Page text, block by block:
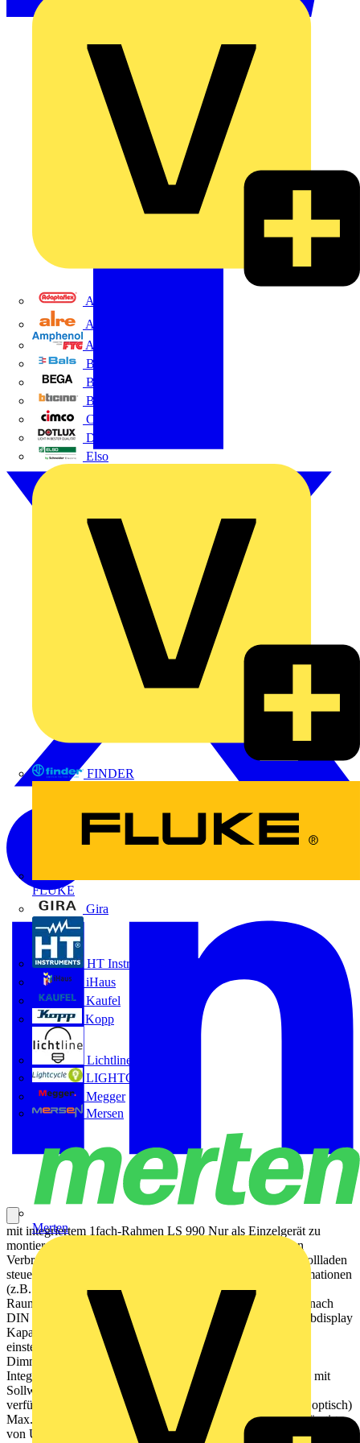
Adaptaflex
Alre
Amphenol FTG
BALS
Bega
Bticino
Cimco
DOTLUX GmbH
Elso
FINDER
FLUKE
Gira
HT Instruments GmbH
iHaus
Kaufel
Kopp
Lichtline
LIGHTCYCLE
Megger
Mersen
Merten
mit integriertem 1fach-Rahmen LS 990 Nur als Einzelgerät zu
montieren! Bestimmungsgemäßer Gebrauch Bedienen von
Verbrauchern (Licht schalten und dimmen, Jalousien und Rollladen
steuern etc.) Visualisieren von Anlagenzuständen und Informationen
(z.B. Temperatur und Helligkeit) Messen und Regeln der
Raumtemperatur Montage in Gerätedose mit Abmessungen nach
DIN 49073 Produkteigenschaften Hochauflösendes IPS Farbdisplay
Kapazitiver Touchscreen Funktionen der Favoriten-Seiten
einstellbar (ohne ETS) Max. 32 Bedienfunktionen Schalten,
Dimmen, Jalousiesteuerung, Wertgeber, Szenenaufruf etc.
Integrierter Raumtemperaturfühler Raumtemperaturregelung mit
Sollwertvorgabe Steuerung von Split-Units (nur mit Update,
verfügbar seit Juli 2024) Alarmfunktion (akustisch und/oder optisch)
Max. 8 Zeitschaltfunktionen aktivierbar und einstellbar (abhängig
von Uhrzeit, Astro oder Zufall) Integrierter Näherungs- und